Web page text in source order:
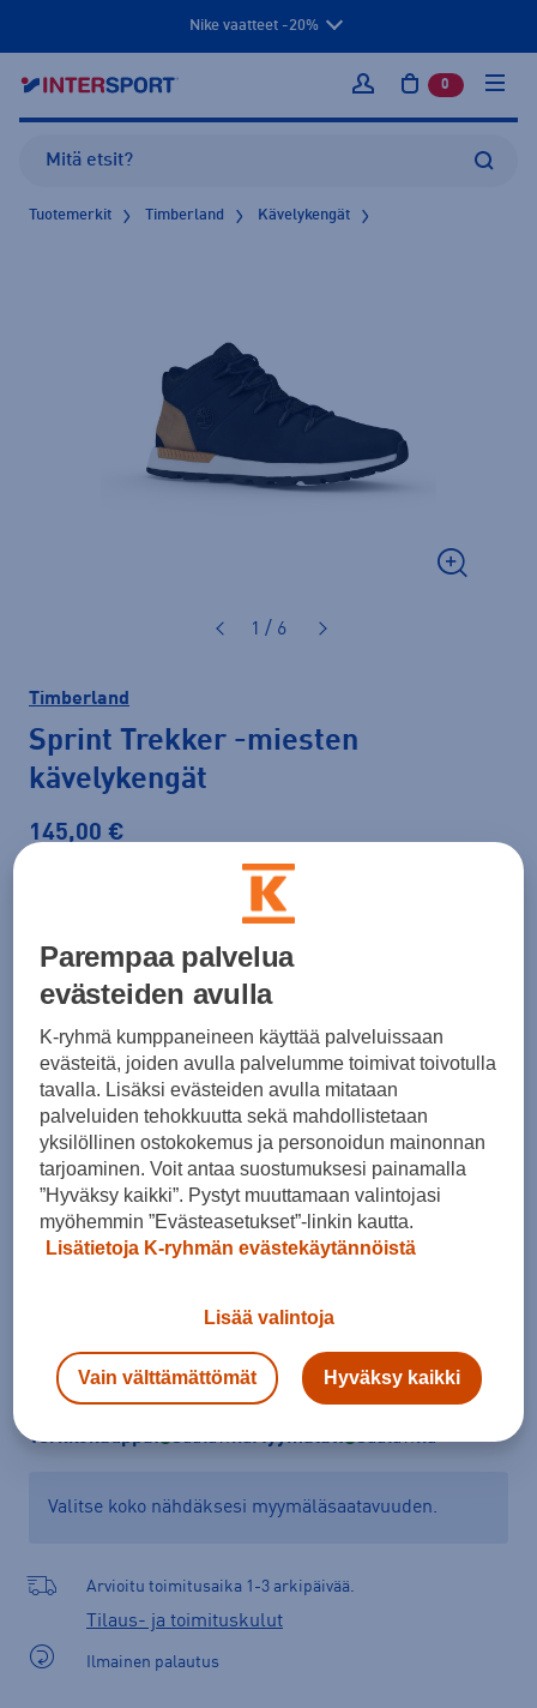
Nike vaatteet -20%
Kirjaudu sisään
0 tuotetta
Tuotemerkit Timberland Kävelykengät
1 / 6
Timberland
Sprint Trekker -miesten
kävelykengät
145,00 €
Koko
Kokotaulukko
Tarkista saatavuus ja tilaa myymälästä
Verkkokauppa: SaatavillaMyymälät: Saatavilla
Valitse koko nähdäksesi myymäläsaatavuuden.
Arvioitu toimitusaika 1-3 arkipäivää.
Tilaus- ja toimituskulut
Ilmainen palautus
Parempaa palvelua
evästeiden avulla
K-ryhmä kumppaneineen käyttää palveluissaan
evästeitä, joiden avulla palvelumme toimivat toivotulla
tavalla. Lisäksi evästeiden avulla mitataan
palveluiden tehokkuutta sekä mahdollistetaan
yksilöllinen ostokokemus ja personoidun mainonnan
tarjoaminen. Voit antaa suostumuksesi painamalla
”Hyväksy kaikki”. Pystyt muuttamaan valintojasi
myöhemmin ”Evästeasetukset”-linkin kautta.
Lisätietoja K-ryhmän evästekäytännöistä
Lisää valintoja
Vain välttämättömät Hyväksy kaikki